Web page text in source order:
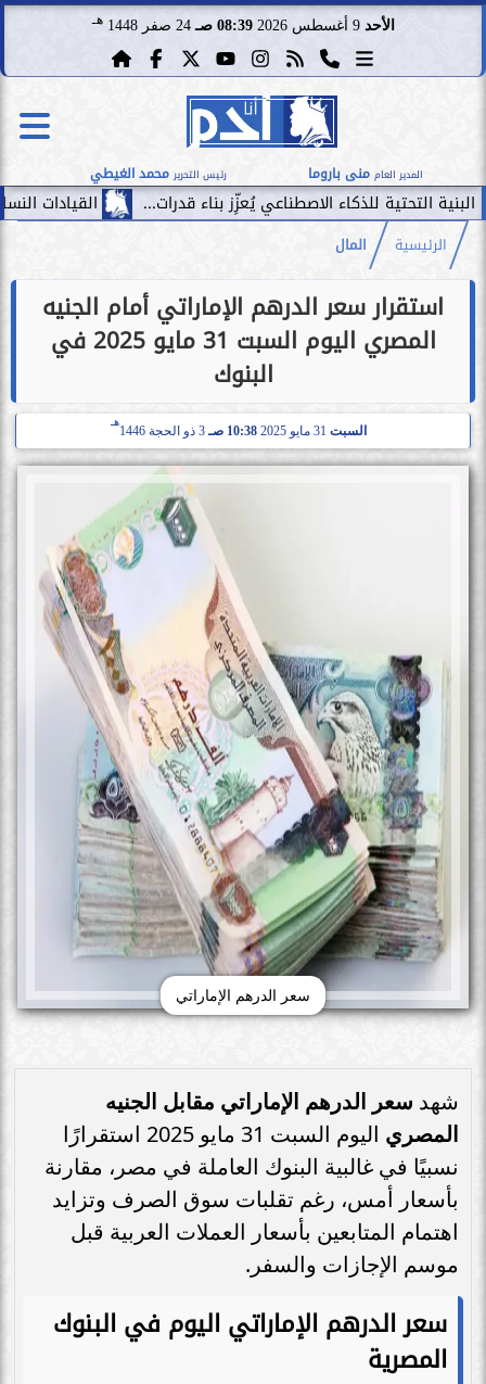
الأحد 9 أغسطس 2026 08:39 صـ 24 صفر 1448 هـ
المدير العام منى باروما رئيس التحرير محمد الغيطي
القيادات النسائية تحقق رقمًا قياسيًّا في أكبر للذكاء الاصطناعي يُعزِّز بناء قدرات...
الرئيسية المال
استقرار سعر الدرهم الإماراتي أمام الجنيه
المصري اليوم السبت 31 مايو 2025 في
البنوك
السبت 10:38 صـ 3 ذو الحجة 1446
هـ
سعر الدرهم الإماراتي
شهد سعر الدرهم الإماراتي مقابل الجنيه
المصري
اليوم السبت 31 مايو 2025 استقرارًا
نسبيًا في غالبية البنوك العاملة في مصر، مقارنة
بأسعار أمس، رغم تقلبات سوق الصرف وتزايد
اهتمام المتابعين بأسعار العملات العربية قبل
موسم الإجازات والسفر.
سعر الدرهم الإماراتي اليوم في البنوك
المصرية